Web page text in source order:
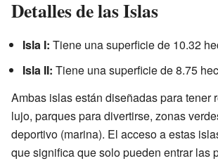
Detalles de las Islas
Isla I: Tiene una superficie de 10.32
Isla II: Tiene una superficie de 8.75
Ambas islas están diseñadas para tener
lujo, parques para divertirse, zonas
deportivo (marina). El acceso a estas
que significa que solo pueden entrar las